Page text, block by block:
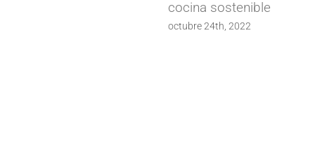
cocina sostenible
octubre 24th, 2022